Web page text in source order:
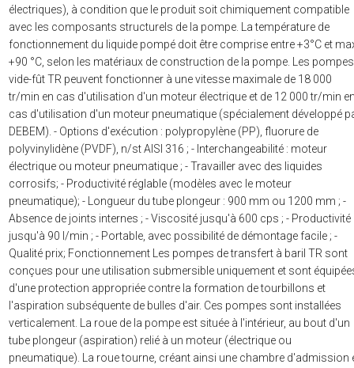
électriques), à condition que le produit soit chimiquement compatible
avec les composants structurels de la pompe. La température de
fonctionnement du liquide pompé doit être comprise entre +3°C et
+90 °C, selon les matériaux de construction de la pompe. Les pompes
vide-fût TR peuvent fonctionner à une vitesse maximale de 18 000
tr/min en cas d'utilisation d'un moteur électrique et de 12 000 tr/min
cas d'utilisation d'un moteur pneumatique (spécialement développé
DEBEM). - Options d'exécution : polypropylène (PP), fluorure de
polyvinylidène (PVDF), n/st AISI 316 ; - Interchangeabilité : moteur
électrique ou moteur pneumatique ; - Travailler avec des liquides
corrosifs; - Productivité réglable (modèles avec le moteur
pneumatique); - Longueur du tube plongeur : 900 mm ou 1200 mm ; -
Absence de joints internes ; - Viscosité jusqu'à 600 cps ; - Productivité
jusqu'à 90 l/min ; - Portable, avec possibilité de démontage facile ; -
Qualité prix; Fonctionnement Les pompes de transfert à baril TR sont
conçues pour une utilisation submersible uniquement et sont
d'une protection appropriée contre la formation de tourbillons et
l'aspiration subséquente de bulles d'air. Ces pompes sont installées
verticalement. La roue de la pompe est située à l'intérieur, au bout d'un
tube plongeur (aspiration) relié à un moteur (électrique ou
pneumatique). La roue tourne, créant ainsi une chambre d'admission